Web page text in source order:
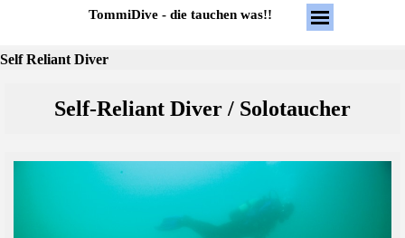
Direkt zum SeiteninhaltTommiDive - die tauchen was!! Menü
Self Reliant Diver
Self-Reliant Diver / Solotaucher